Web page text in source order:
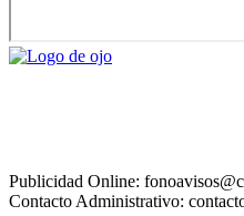
Publicidad Online:
Contacto Administrativo: